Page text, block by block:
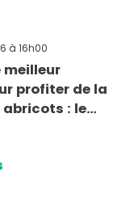
à 16h00
meilleur
profiter de la
: le